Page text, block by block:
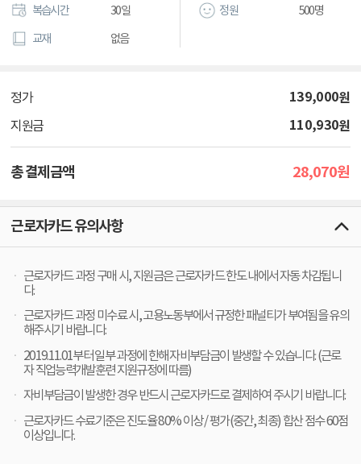
복습시간 30일
교재 없음
정원 500명
정가 139,000원
지원금 110,930원
총 결제금액 28,070원
근로자카드 유의사항
근로자카드 과정 구매 시, 지원금은 근로자카드 한도 내에서 자동 차감됩니
다.
근로자카드 과정 미수료 시, 고용노동부에서 규정한 패널티가 부여됨을 유의
해주시기 바랍니다.
2019.11.01부터 일부 과정에 한해 자비부담금이 발생할 수 있습니다. (근로
자 직업능력개발훈련 지원규정에 따름)
자비부담금이 발생한 경우 반드시 근로자카드로 결제하여 주시기 바랍니다.
근로자카드 수료기준은 진도율 80% 이상 / 평가(중간, 최종) 합산 점수 60점
이상입니다.